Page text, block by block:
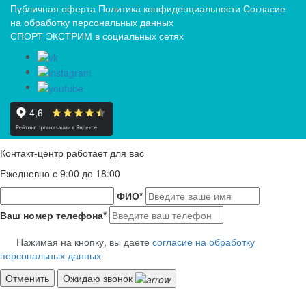
Публичная оферта Политика конфиденциальности Согласие
на обработку персональных данных
СПОРТ ЭКСТРИМ в социальных сетях
Контакт-центр работает для вас
Ежедневно с 9:00 до 18:00
ФИО*
Ваш номер телефона*
Нажимая на кнопку, вы даете согласие на обработку
персональных данных
Отменить
Ожидаю звонок